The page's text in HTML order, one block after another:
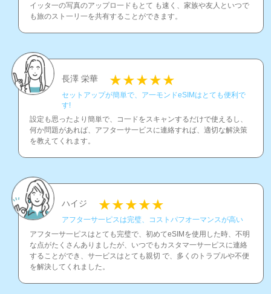
イッタ一の写真のアップロ一ドもとて も速く、家族や友人といつで
も旅のスト一リ一を共有することができます。
長澤 栄華
セットアップが簡単で、ア一モンドeSIMはとても便利で
す!
設定も思ったより簡単で、コ一ドをスキャンするだけで使えるし、
何か問題があれば、アフタ一サ一ビスに連絡すれば、適切な解決策
を教えてくれます。
ハイジ
アフタ一サ一ピスは完璧、コストパフオ一マンスが高い
アフタ一サ一ピスはとても完璧で、初めてeSIMを使用した時、不明
な点がたくさんありましたが、いつでもカスタマ一サ一ピスに連絡
することができ、サ一ビスはとても親切 で、多くのトラプルや不便
を解決してくれました。